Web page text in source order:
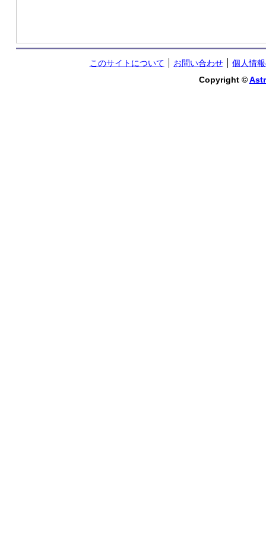
このサイトについて お問い合わせ
個人情
Copyright ©